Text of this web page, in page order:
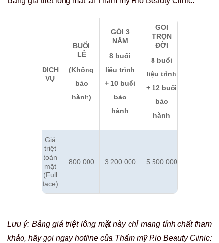
DỊCH
VỤ
BUỔI
LẺ
(Không
bảo
hành)
GÓI 3
NĂM
8 buổi
liệu trình
+ 10 buổi
bảo
hành
GÓI
TRỌN
ĐỜI
8 buổi
liệu trình
+ 12 buổi
bảo
hành
Giá
triệt
toàn
mặt
(Full
face)
800.000 3.200.000 5.500.000
Lưu ý: Bảng giá triệt lông mặt này chỉ mang tính chất tham
khảo, hãy gọi ngay hotline của Thẩm mỹ Rio Beauty Clinic: